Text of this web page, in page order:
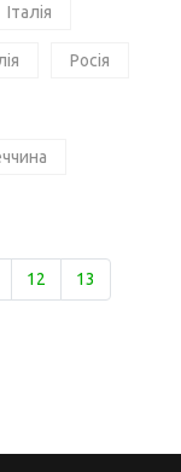
Італія
Росія
12 13